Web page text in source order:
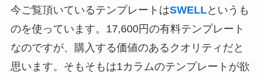
今ご覧頂いているテンプレートはSWELLというも
のを使っています。17,600円の有料テンプレート
なのですが、購入する価値のあるクオリティだと
思います。そもそもは1カラムのテンプレートが欲